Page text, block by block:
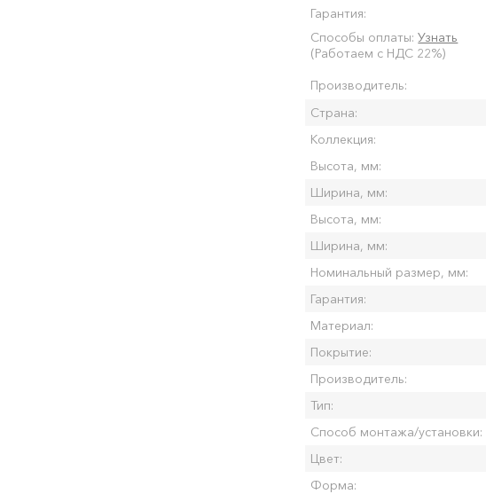
Гарантия:
Способы оплаты: Узнать
(Работаем с НДС 22%)
Производитель:
Страна:
Коллекция:
Высота, мм:
Ширина, мм:
Высота, мм:
Ширина, мм:
Номинальный размер, мм:
Гарантия:
Материал:
Покрытие:
Производитель:
Тип:
Способ монтажа/установки:
Цвет:
Форма: